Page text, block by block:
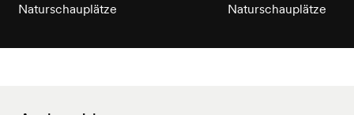
Naturschauplätze
Naturschauplätze